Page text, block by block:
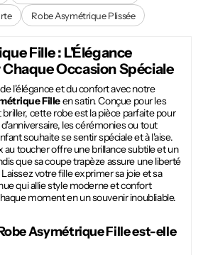
Robe Asymétrique Plissée
Fille: L'Élégance
Occasion Spéciale
l'élégance et du confort avec notre
Filleen satin. Conçue pour les
cette robe est la pièce parfaite pour
les cérémonies ou tout
souhaite se sentir spéciale et à l'aise.
au toucher offre une brillance subtile et un
que sa coupe trapèze assure une liberté
votre fille exprimer sa joie et sa
qui allie style moderne et confort
moment en un souvenir inoubliable.
Asymétrique Filleest-elle